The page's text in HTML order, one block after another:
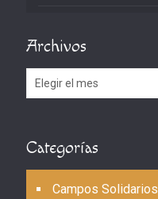
Archivos
Archivos
Categorías
Campos Solidarios